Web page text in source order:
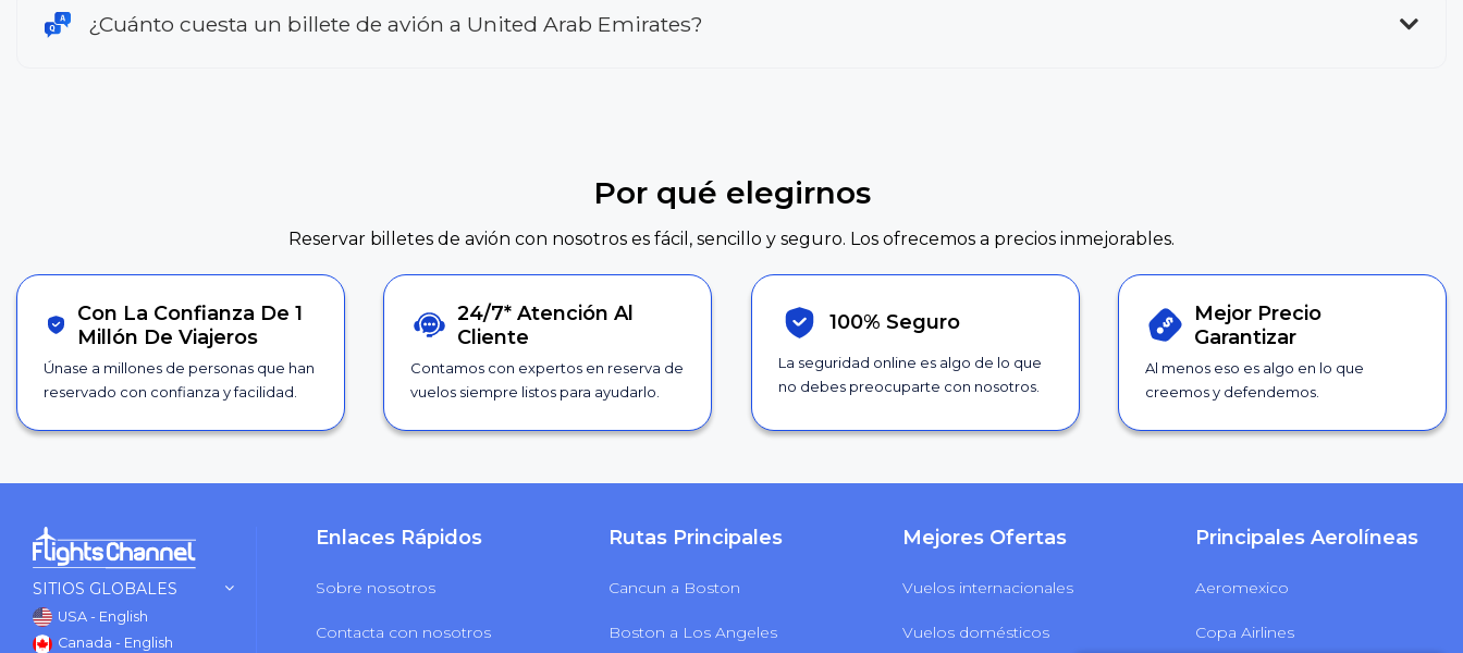
¿Cuánto cuesta un billete de avión a United Arab Emirates?
Por qué elegirnos
Reservar billetes de avión con nosotros es fácil, sencillo y seguro. Los ofrecemos a precios inmejorables.
Con La Confianza De 1
Millón De Viajeros
Únase a millones de personas que han
reservado con confianza y facilidad.
24/7*Atención Al
Cliente
Contamos con expertos en reserva de
vuelos siempre listos para ayudarlo.
100% Seguro
La seguridad online es algo de lo que
no debes preocuparte con nosotros.
Mejor Precio
Garantizar
Al menos eso es algo en lo que
creemos y defendemos.
SITIOS GLOBALES
USA - English
Canada - English
Enlaces Rápidos
Sobre nosotros
Contacta con nosotros
Rutas Principales
Cancun a Boston
Boston a Los Angeles
Mejores Ofertas
Vuelos internacionales
Vuelos domésticos
Principales Aerolíneas
Aeromexico
Copa Airlines